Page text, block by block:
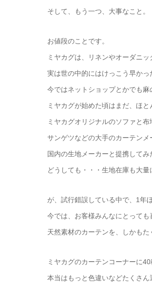
そして、もう一つ、大事なこと。
お値段のことです。
ミヤカグは、リネンやオーダニ
実は世の中的にはけっこう早かっ
今ではネットショップとかでも
ミヤカグが始めた頃はまだ、ほと
ミヤカグオリジナルのソファと布
サンゲツなどの大手のカーテン
国内の生地メーカーと提携して
どうしても・・・生地在庫も大
が、試行錯誤している中で、1年
今では、お客様みんなにとって
天然素材のカーテンを、しかも
ミヤカグのカーテンコーナーに
本当はもっと色違いなどたくさん